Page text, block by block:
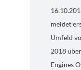
meldet
Umfeld
2018
Engines